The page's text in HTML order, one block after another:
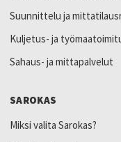
Suunnittelu ja
Kuljetus- ja
Sahaus- ja mittapalvelut
SAROKAS
Miksi valita Sarokas?